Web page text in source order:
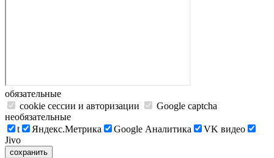
обязательные
cookie сессии и авторизации
Google captcha
необязательные
t
Яндекс.Метрика Google Аналитика
VK видео
Jivo
сохранить